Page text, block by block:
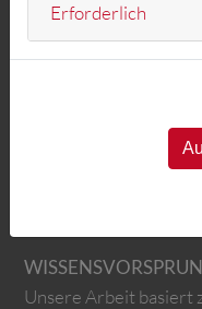
Lobbyarbeit ist allem
Überzeugungsarbeit.
werden. Wir
und Fakten über Ihr
stichhaltigen
Unsere Arbeit basiert
Erforderlich